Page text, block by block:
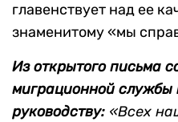
главенствует над ее
знаменитому «мы
Из открытого письма
миграционной службы
руководству: «Всех